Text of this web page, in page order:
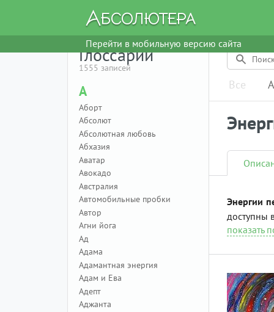
Перейти в мобильную версию сайта
Глоссарий
1555 записей
А
Аборт
Абсолют
Абсолютная любовь
Абхазия
Аватар
Авокадо
Австралия
Автомобильные пробки
Автор
Агни йога
Ад
Адама
Адамантная энергия
Адам и Ева
Адепт
Аджанта
Все А
Энергии
доступны
показать